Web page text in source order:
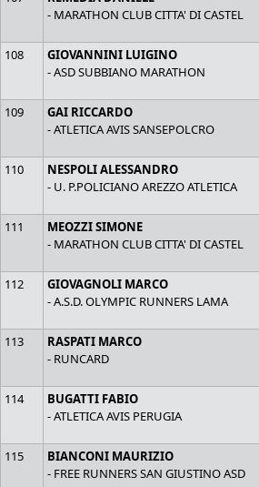
- MARATHON CLUB CITTA' DI CASTEL
108
GIOVANNINI LUIGINO
- ASD SUBBIANO MARATHON
109
GAI RICCARDO
- ATLETICA AVIS SANSEPOLCRO
110
NESPOLI ALESSANDRO
- U. P.POLICIANO AREZZO ATLETICA
111
MEOZZI SIMONE
- MARATHON CLUB CITTA' DI CASTEL
112
GIOVAGNOLI MARCO
- A.S.D. OLYMPIC RUNNERS LAMA
113
RASPATI MARCO
- RUNCARD
114
BUGATTI FABIO
- ATLETICA AVIS PERUGIA
115
BIANCONI MAURIZIO
- FREE RUNNERS SAN GIUSTINO ASD